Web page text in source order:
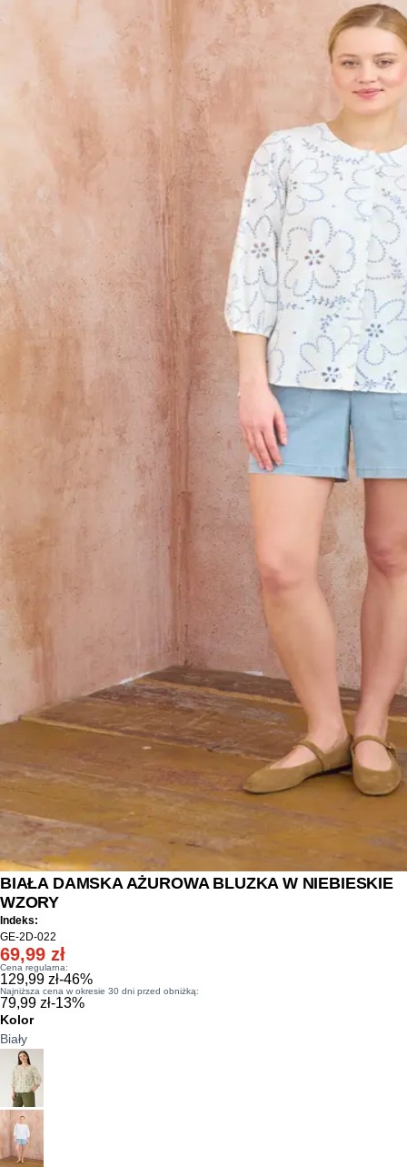
BIAŁA DAMSKA AŻUROWA BLUZKA W NIEBIESKIE
WZORY
Indeks:
GE-2D-022
69,99 zł
Cena regularna:
129,99 zł-46%
Najniższa cena w okresie 30 dni przed obniżką:
79,99 zł-13%
Kolor
Biały